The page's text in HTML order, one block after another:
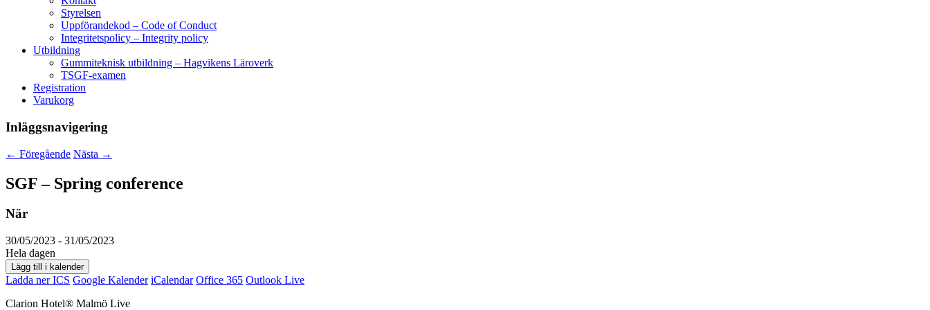
Styrelsen
Uppförandekod – Code of Conduct
Integritetspolicy – Integrity policy
Utbildning
Gummiteknisk utbildning – Hagvikens Läroverk
TSGF-examen
Registration
Varukorg
Inläggsnavigering
← Föregående Nästa →
SGF – Spring conference
När
30/05/2023 - 31/05/2023
Hela dagen
Lägg till i kalender
Ladda ner ICS Google Kalender iCalendar Office 365 Outlook Live
Clarion Hotel® Malmö Live